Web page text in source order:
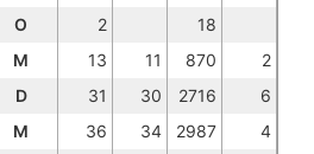
O 2
18
M 13 11 870
2
D 31 30 2716
6
M 36 34 2987
4